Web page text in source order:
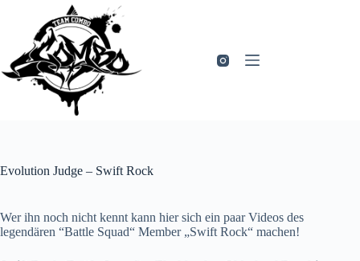
springen
Evolution Judge – Swift Rock
Wer ihn noch nicht kennt kann hier sich ein paar Videos des
legendären “Battle Squad“ Member „Swift Rock“ machen!